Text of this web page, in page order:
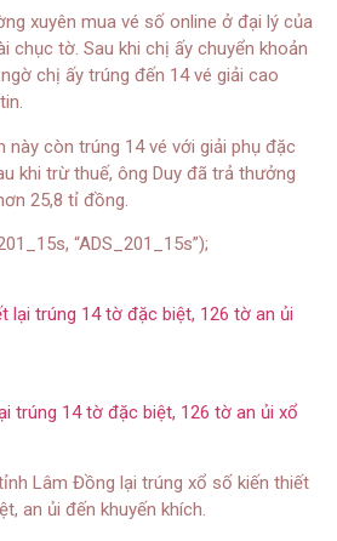
xuyên mua vé số online ở đại lý của
chục tờ. Sau khi chị ấy chuyển khoản
chị ấy trúng đến 14 vé giải cao
này còn trúng 14 vé với giải phụ đặc
khi trừ thuế, ông Duy đã trả thưởng
25,8 tỉ đồng.
“ADS_201_15s”);
trúng 14 tờ đặc biệt, 126 tờ an ủi xổ
Lâm Đồng lại trúng xổ số kiến thiết
an ủi đến khuyến khích.